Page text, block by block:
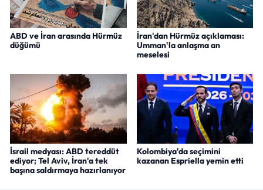
ABD ve İran arasında Hürmüz
düğümü
İran'dan Hürmüz açıklaması:
Umman'la anlaşma an
meselesi
İsrail medyası: ABD tereddüt
ediyor; Tel Aviv, İran'a tek
başına saldırmaya hazırlanıyor
Kolombiya'da seçimini
kazanan Espriella yemin etti